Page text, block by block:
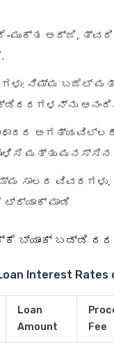
ಮುಕ್ತ ಅರ್ಜಿ,
: ನಿಮ್ಮ ಬಜೆಟ್
ಮತ್ತು ಮನಸ್ಸಿನ
ಸಾಲದ ವಿವರಗಳು,
ಮಾಡಿ
ಬ್ಯಾಂಕ್ ಬಡ್ಡಿ
Interest Rates
Loan
Amount
Fee